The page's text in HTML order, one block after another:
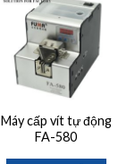
Add to
wishlist
Máy cấp vít tự động
FA-580